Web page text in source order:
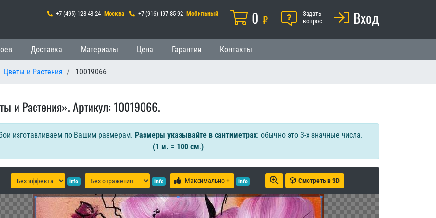
+7 (495) 128-48-24 Москва +7 (916) 197-85-92 Мобильный Корзина
0 ₽ ПомощьЗадать
вопрос
Вход
Доставка Материалы Цена Гарантии Контакты
Цветы и Растения 10019066
и Растения». Артикул: 10019066.
изготавливаем по Вашим размерам. Размеры указывайте в сантиметрах: обычно это 3-х значные числа.
(1 м. = 100 см.)
info info Максимально + info Смотреть в 3D